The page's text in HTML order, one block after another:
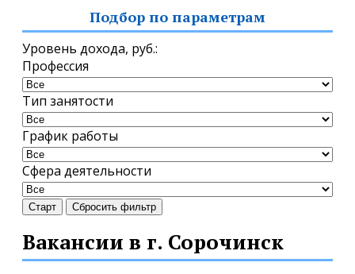
Подбор по параметрам
Уровень дохода, руб.:
Профессия
Тип занятости
График работы
Сфера деятельности
Старт Сбросить фильтр
Вакансии в г. Сорочинск